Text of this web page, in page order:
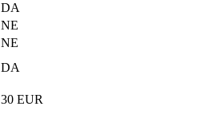
DA
NE
NE
DA
30 EUR